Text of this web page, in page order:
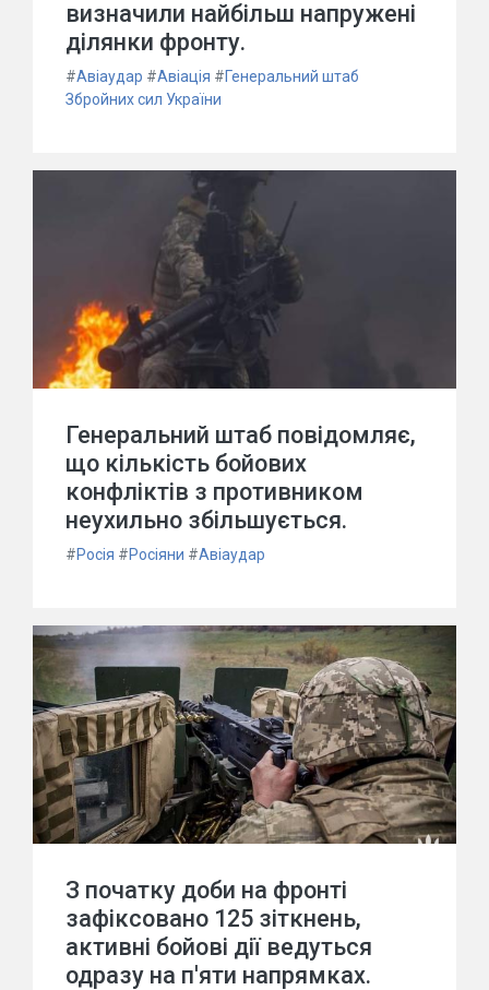
визначили найбільш напружені
ділянки фронту.
#Авіаудар #Авіація #Генеральний штаб
Збройних сил України
Генеральний штаб повідомляє,
що кількість бойових
конфліктів з противником
неухильно збільшується.
#Росія #Росіяни #Авіаудар
З початку доби на фронті
зафіксовано 125 зіткнень,
активні бойові дії ведуться
одразу на п'яти напрямках.